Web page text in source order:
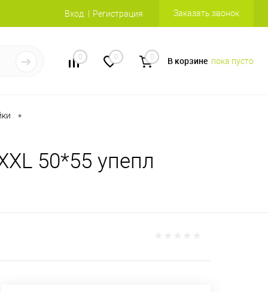
Вход Регистрация Заказать звонок
0 0 0 В корзине пока пусто
•
50*55 упепл